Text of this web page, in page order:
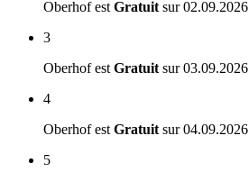
Oberhof est Gratuit sur02.09.2026
3
Oberhof est Gratuit sur03.09.2026
4
Oberhof est Gratuit sur04.09.2026
5